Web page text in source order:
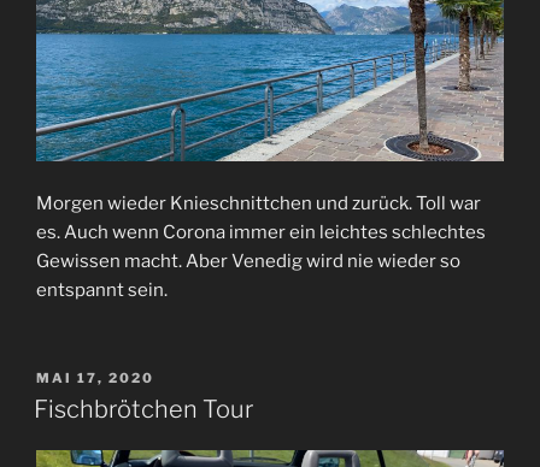
Morgen wieder Knieschnittchen und zurück. Toll war
es. Auch wenn Corona immer ein leichtes schlechtes
Gewissen macht. Aber Venedig wird nie wieder so
entspannt sein.
VERÖFFENTLICHT
AM
MAI 17, 2020
Fischbrötchen Tour